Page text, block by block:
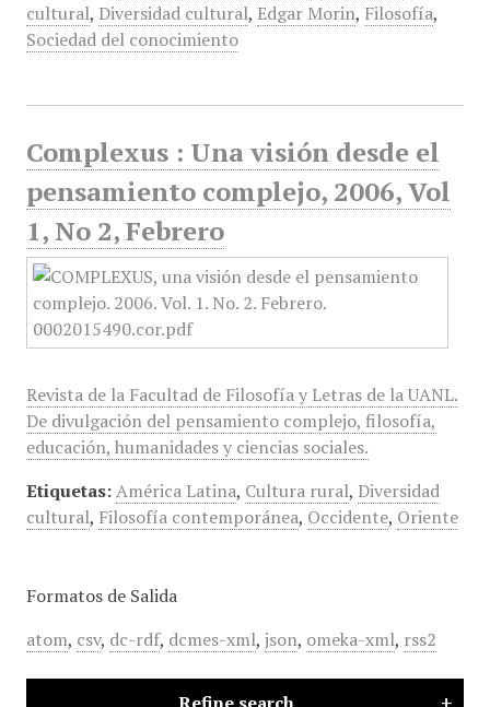
cultural, Diversidad cultural, Edgar Morin, Filosofía,
Sociedad del conocimiento
Complexus : Una visión desde el
pensamiento complejo, 2006, Vol
1, No 2, Febrero
Revista de la Facultad de Filosofía y Letras de la UANL.
De divulgación del pensamiento complejo, filosofía,
educación, humanidades y ciencias sociales.
Etiquetas: América Latina, Cultura rural, Diversidad
cultural, Filosofía contemporánea, Occidente, Oriente
Formatos de Salida
atom, csv, dc-rdf, dcmes-xml, json, omeka-xml, rss2